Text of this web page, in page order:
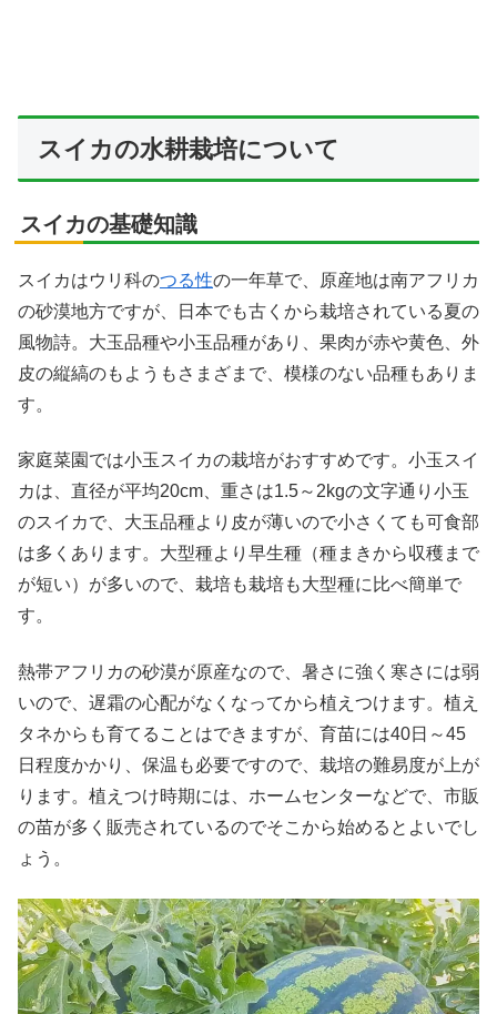
スイカの水耕栽培について
スイカの基礎知識
スイカはウリ科のつる性の一年草で、原産地は南アフリカ
の砂漠地方ですが、日本でも古くから栽培されている夏の
風物詩。大玉品種や小玉品種があり、果肉が赤や黄色、外
皮の縦縞のもようもさまざまで、模様のない品種もありま
す。
家庭菜園では小玉スイカの栽培がおすすめです。小玉スイ
カは、直径が平均20cm、重さは1.5～2kgの文字通り小玉
のスイカで、大玉品種より皮が薄いので小さくても可食部
は多くあります。大型種より早生種（種まきから収穫まで
が短い）が多いので、栽培も栽培も大型種に比べ簡単で
す。
熱帯アフリカの砂漠が原産なので、暑さに強く寒さには弱
いので、遅霜の心配がなくなってから植えつけます。植え
タネからも育てることはできますが、育苗には40日～45
日程度かかり、保温も必要ですので、栽培の難易度が上が
ります。植えつけ時期には、ホームセンターなどで、市販
の苗が多く販売されているのでそこから始めるとよいでし
ょう。